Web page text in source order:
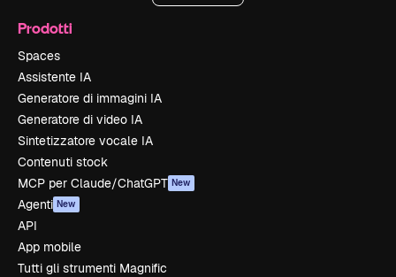
Prodotti
Spaces
Assistente IA
Generatore di immagini IA
Generatore di video IA
Sintetizzatore vocale IA
Contenuti stock
MCP per Claude/ChatGPT New
Agenti New
API
App mobile
Tutti gli strumenti Magnific